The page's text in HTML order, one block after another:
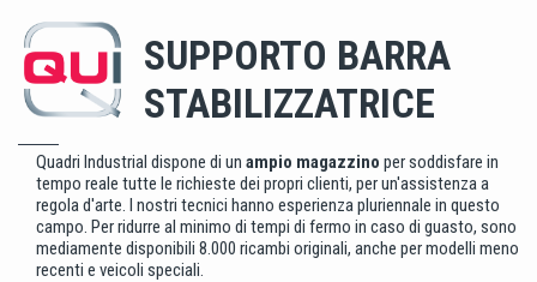
SUPPORTO BARRA
STABILIZZATRICE
Quadri Industrial dispone di un ampio magazzino per soddisfare in
tempo reale tutte le richieste dei propri clienti, per un'assistenza a
regola d'arte. I nostri tecnici hanno esperienza pluriennale in questo
campo. Per ridurre al minimo di tempi di fermo in caso di guasto, sono
mediamente disponibili 8.000 ricambi originali, anche per modelli meno
recenti e veicoli speciali.